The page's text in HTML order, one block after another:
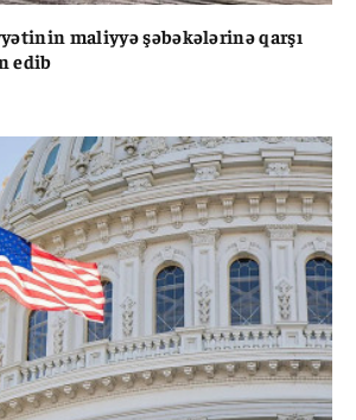
maliyyə şəbəkələrinə qarşı
edib